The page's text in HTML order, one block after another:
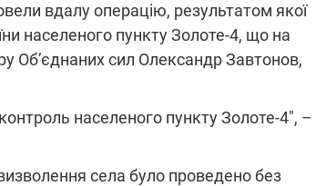
вдалу операцію, результатом якої
населеного пункту Золоте-4, що на
Об’єднаних сил Олександр Завтонов,
населеного пункту Золоте-4", –
села було проведено без
після
взялося за колишнього
директора Енергоатому
З колишнього віцепрем'єра Олексія
Чернишова зняли електронний